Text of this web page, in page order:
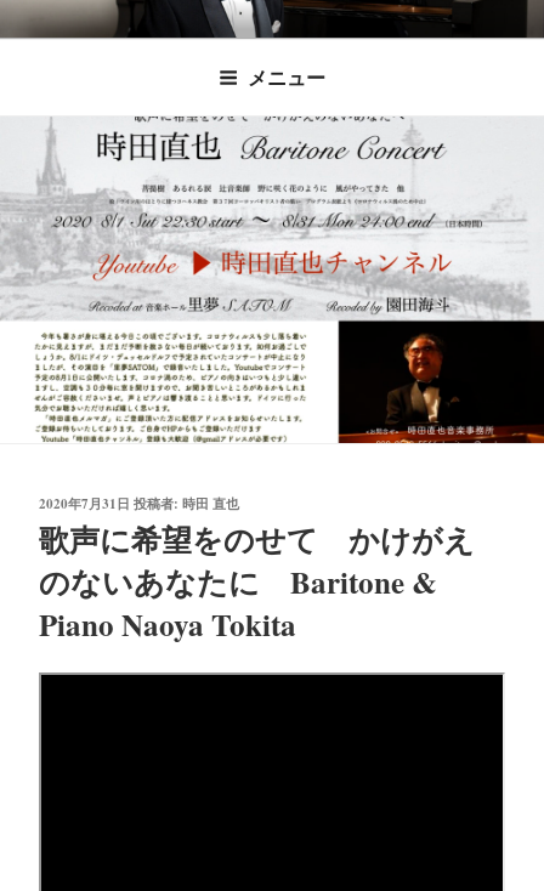
コ
ン
ス
キ
ッ
プ
時田直也 声楽
家/BARITONE
歌うことは希望を語ること、生きることは喜
びも悲しみもわかちあうことかけがえのない
あなたに「いのちの歌」をお届けします。
メニュー
投
稿
日:
2020年7月31日 投稿者: 時田 直也
歌声に希望をのせて かけがえ
のないあなたに Baritone &
Piano Naoya Tokita